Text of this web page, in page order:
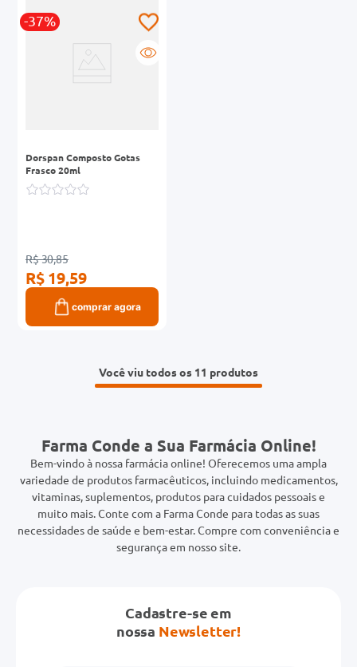
-37%
Dorspan Composto Gotas
Frasco 20ml
R$ 30,85
R$ 19,59
comprar agora
Você viu todos os 11
Farma Conde a Sua Farmácia Online!
Bem-vindo à nossa farmácia online! Oferecemos uma ampla
variedade de produtos farmacêuticos, incluindo medicamentos,
vitaminas, suplementos, produtos para cuidados pessoais e
muito mais. Conte com a Farma Conde para todas as suas
necessidades de saúde e bem-estar. Compre com conveniência e
segurança em nosso site.
Cadastre-se em
nossa Newsletter!